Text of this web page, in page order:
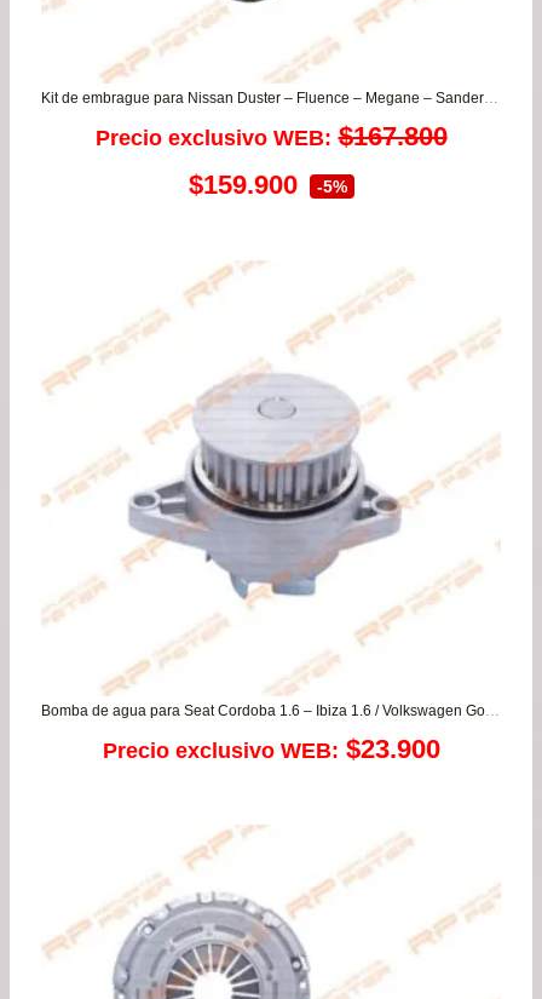
Kit de embrague para Nissan Duster – Fluence – Megane – Sandero – Scenic ii
Precio exclusivo WEB: $167.800
El
original
$167.800.
$159.900El
actual
es:
$159.900.
-5%
Bomba de agua para Seat Cordoba 1.6 – Ibiza 1.6 / Volkswagen Gol 1.0 – Gol G5/G6/G7 – Polo 1.3
Precio exclusivo WEB: $23.900